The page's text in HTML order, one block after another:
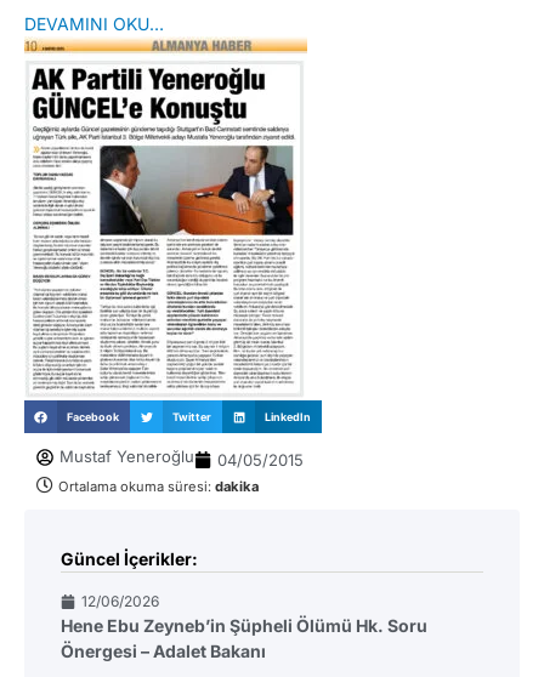
DEVAMINI OKU…
Facebook Twitter LinkedIn
Mustaf Yeneroğlu 04/05/2015
Ortalama okuma süresi: dakika
Güncel İçerikler:
12/06/2026
Hene Ebu Zeyneb’in Şüpheli Ölümü Hk. Soru
Önergesi – Adalet Bakanı